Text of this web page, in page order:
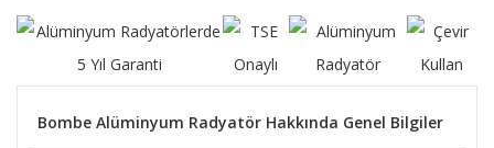
Bombe Alüminyum Radyatör Hakkında Genel Bilgiler